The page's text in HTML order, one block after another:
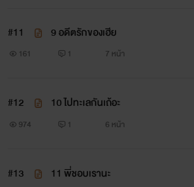
#11 9 อดีตรักของเฮีย
161 1 7 หน้า
#12 10 ไปทะเลกันเถ้อะ
974 1 6 หน้า
#13 11 พี่ชอบเรานะ